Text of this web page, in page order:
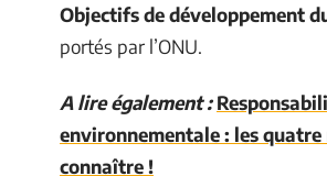
Objectifs de développement
portés par l’ONU.
A lire également :
environnementale : les quatre
connaître !